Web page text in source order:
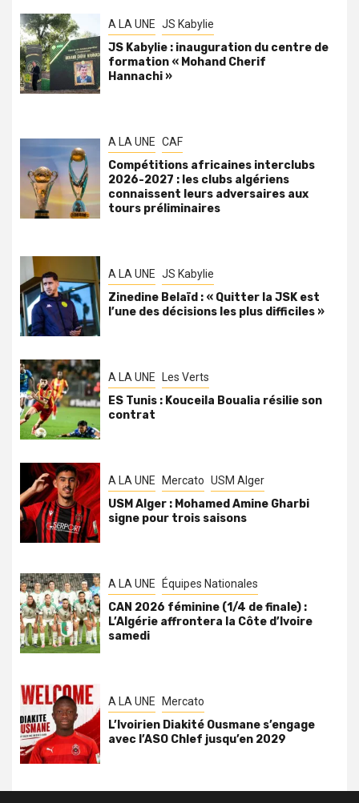
A LA UNE JS Kabylie
JS Kabylie : inauguration du centre de
formation « Mohand Cherif
Hannachi »
A LA UNE CAF
Compétitions africaines interclubs
2026-2027 : les clubs algériens
connaissent leurs adversaires aux
tours préliminaires
A LA UNE JS Kabylie
Zinedine Belaïd : « Quitter la JSK est
l’une des décisions les plus difficiles »
A LA UNE Les Verts
ES Tunis : Kouceila Boualia résilie son
contrat
A LA UNE Mercato USM Alger
USM Alger : Mohamed Amine Gharbi
signe pour trois saisons
A LA UNE Équipes Nationales
CAN 2026 féminine (1/4 de finale) :
L’Algérie affrontera la Côte d’Ivoire
samedi
A LA UNE Mercato
L’Ivoirien Diakité Ousmane s’engage
avec l’ASO Chlef jusqu’en 2029